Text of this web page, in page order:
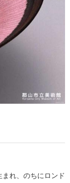
れ、のちにロンド